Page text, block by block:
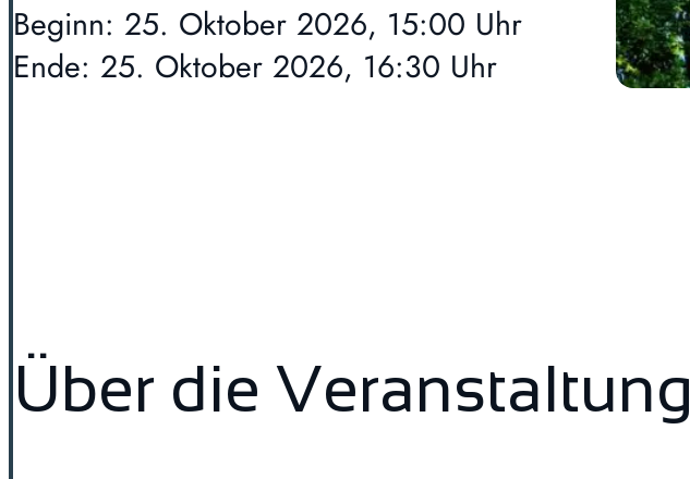
Beginn: 25. Oktober 2026, 15:00 Uhr
Ende: 25. Oktober 2026, 16:30 Uhr
Über die Veranstaltung